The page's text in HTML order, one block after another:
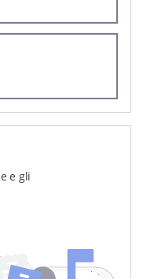
e gli